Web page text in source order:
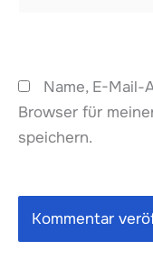
Name, E-Mail-
Browser für
speichern.